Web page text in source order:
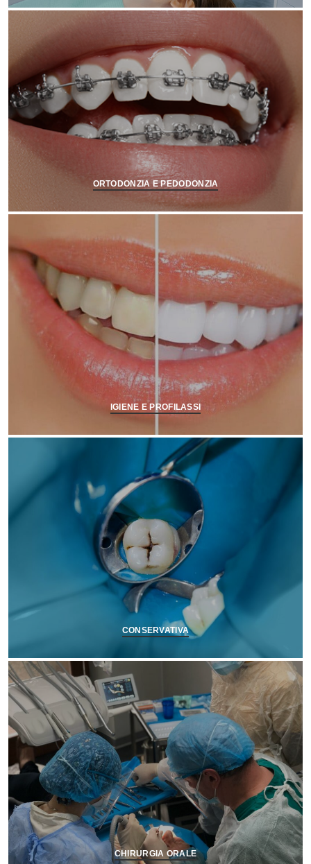
ORTODONZIA E PEDODONZIA
IGIENE E PROFILASSI
CONSERVATIVA
CHIRURGIA ORALE